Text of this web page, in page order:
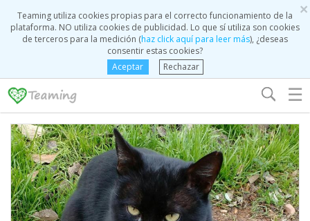
×
Teaming utiliza cookies propias para el correcto funcionamiento de la
plataforma. NO utiliza cookies de publicidad. Lo que sí utiliza son cookies
de terceros para la medición (haz click aquí para leer más), ¿deseas
consentir estas cookies?
Aceptar
Rechazar
☰